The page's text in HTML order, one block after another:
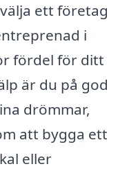
ett företag
i
fördel för ditt
är du på god
drömmar,
att bygga ett
eller